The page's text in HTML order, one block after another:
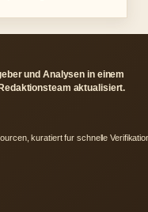
und Analysen in einem
aktualisiert.
kuratiert fur schnelle